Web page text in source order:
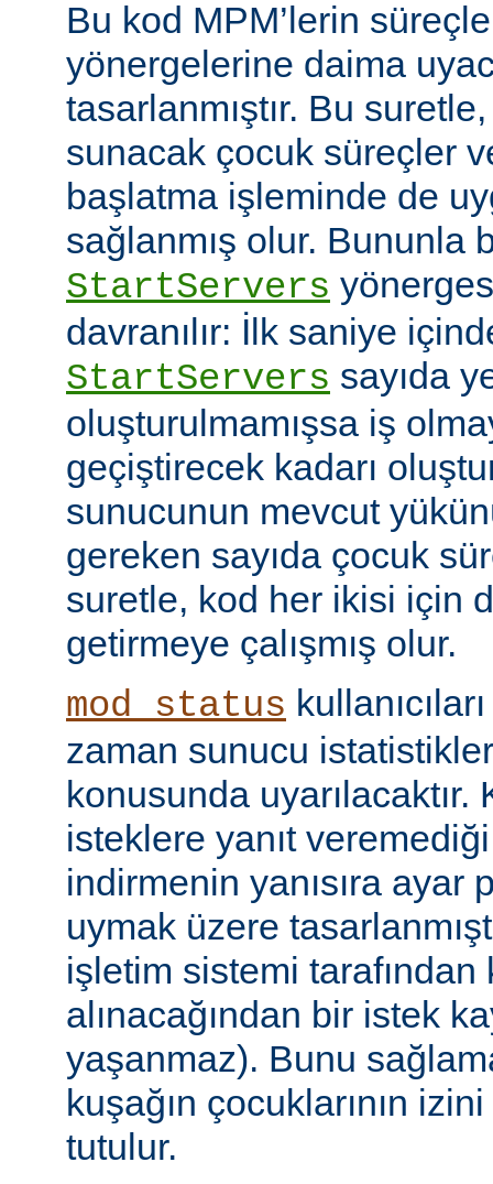
Bu kod MPM’lerin
yönergelerine daima
tasarlanmıştır. Bu
sunacak çocuk süreçler
başlatma işleminde de
sağlanmış olur. Bununla
StartServers
davranılır: İlk saniye
StartServers sayıda
oluşturulmamışsa iş
geçiştirecek kadarı
sunucunun mevcut
gereken sayıda çocuk
suretle, kod her ikisi için
getirmeye çalışmış olur.
mod_status
zaman sunucu
konusunda
isteklere yanıt
indirmenin yanısıra ayar
uymak üzere
işletim sistemi tarafından
alınacağından bir istek
yaşanmaz). Bunu
kuşağın çocuklarının
tutulur.